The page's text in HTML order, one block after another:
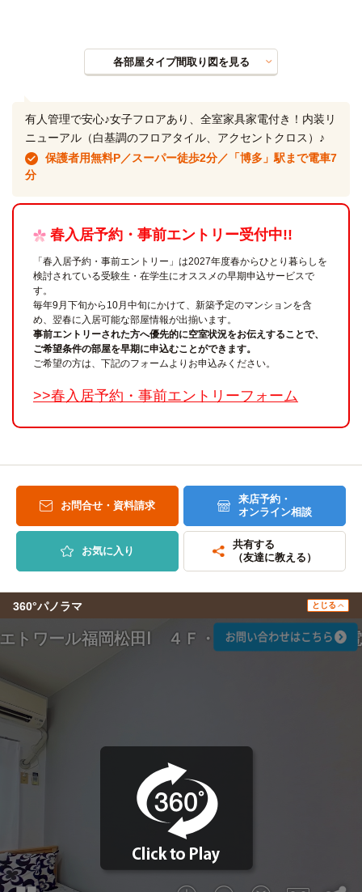
各部屋タイプ間取り図を見る
有人管理で安心♪女子フロアあり、全室家具家電付き！内装リ
ニューアル（白基調のフロアタイル、アクセントクロス）♪
保護者用無料P／スーパー徒歩2分／「博多」駅まで電車7
分
春入居予約・事前エントリー受付中!!
「春入居予約・事前エントリー」は2027年度春からひとり暮らしを
検討されている受験生・在学生にオススメの早期申込サービスで
す。
毎年9月下旬から10月中旬にかけて、新築予定のマンションを含
め、翌春に入居可能な部屋情報が出揃います。
事前エントリーされた方へ優先的に空室状況をお伝えすることで、
ご希望条件の部屋を早期に申込むことができます。
ご希望の方は、下記のフォームよりお申込みください。
>>春入居予約・事前エントリーフォーム
お問合せ・資料請求
来店予約・
オンライン相談
お気に入り
共有する
（友達に教える）
360°パノラマ とじる